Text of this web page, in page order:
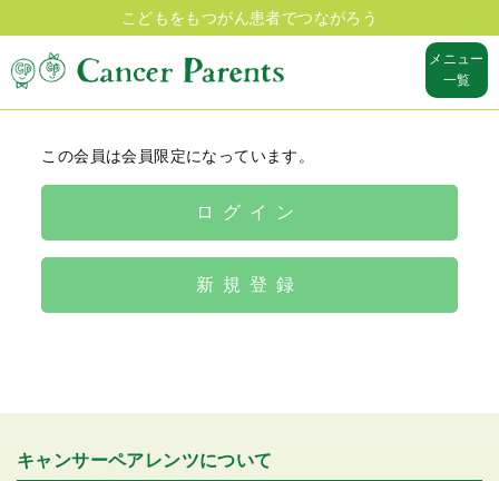
こどもをもつがん患者でつながろう
メニュー
一覧
この会員は会員限定になっています。
ログイン
新規登録
キャンサーペアレンツについて